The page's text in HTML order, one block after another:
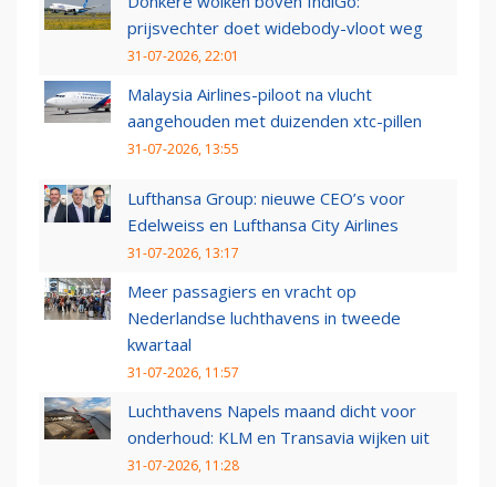
prijsvechter doet widebody-vloot weg
31-07-2026, 22:01
Malaysia Airlines-piloot na vlucht
aangehouden met duizenden xtc-pillen
31-07-2026, 13:55
Lufthansa Group: nieuwe CEO’s voor
Edelweiss en Lufthansa City Airlines
31-07-2026, 13:17
Meer passagiers en vracht op
Nederlandse luchthavens in tweede
kwartaal
31-07-2026, 11:57
Luchthavens Napels maand dicht voor
onderhoud: KLM en Transavia wijken uit
31-07-2026, 11:28